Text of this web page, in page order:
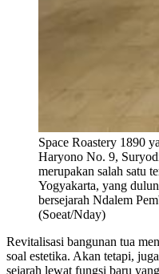
Space Roastery 1890
Haryono No. 9,
merupakan salah satu
Yogyakarta, yang
bersejarah Ndalem
(Soeat/Nday)
Revitalisasi bangunan tua
soal estetika. Akan tetapi,
sejarah lewat fungsi baru